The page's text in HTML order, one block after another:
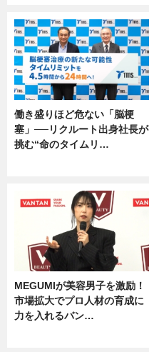
働き盛りほど危ない「脳梗
塞」──リクルート出身社長が
挑む“命のタイムリ…
MEGUMIが美容男子を激励！
市場拡大でプロ人材の育成に
力を入れるバン…